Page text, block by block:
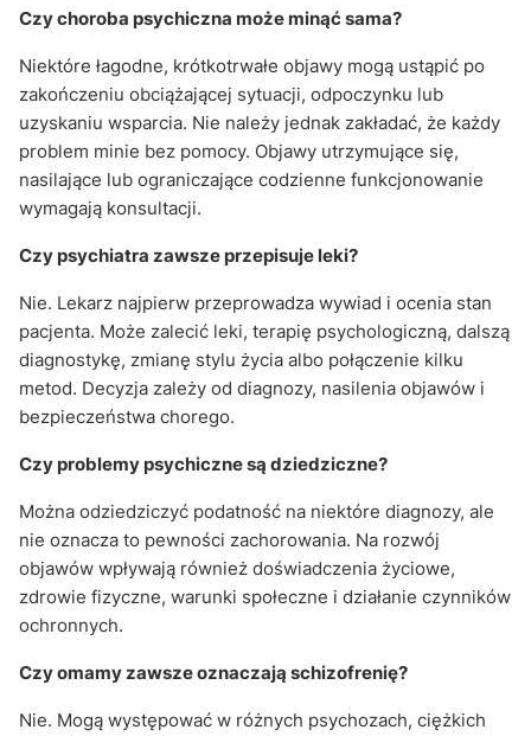
Czy choroba psychiczna może minąć sama?
Niektóre łagodne, krótkotrwałe objawy mogą ustąpić po
zakończeniu obciążającej sytuacji, odpoczynku lub
uzyskaniu wsparcia. Nie należy jednak zakładać, że każdy
problem minie bez pomocy. Objawy utrzymujące się,
nasilające lub ograniczające codzienne funkcjonowanie
wymagają konsultacji.
Czy psychiatra zawsze przepisuje leki?
Nie. Lekarz najpierw przeprowadza wywiad i ocenia stan
pacjenta. Może zalecić leki, terapię psychologiczną, dalszą
diagnostykę, zmianę stylu życia albo połączenie kilku
metod. Decyzja zależy od diagnozy, nasilenia objawów i
bezpieczeństwa chorego.
Czy problemy psychiczne są dziedziczne?
Można odziedziczyć podatność na niektóre diagnozy, ale
nie oznacza to pewności zachorowania. Na rozwój
objawów wpływają również doświadczenia życiowe,
zdrowie fizyczne, warunki społeczne i działanie czynników
ochronnych.
Czy omamy zawsze oznaczają schizofrenię?
Nie. Mogą występować w różnych psychozach, ciężkich